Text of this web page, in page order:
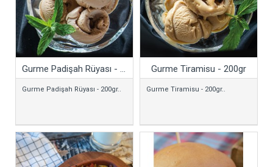
Gurme Padişah Rüyası - 200gr
Gurme Padişah Rüyası - 200gr..
Gurme Tiramisu - 200gr
Gurme Tiramisu - 200gr..